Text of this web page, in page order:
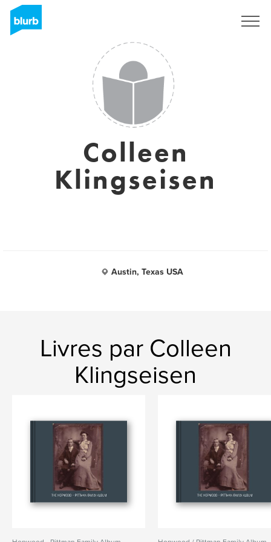
Colleen
Klingseisen
Austin, Texas USA
Livres par Colleen
Klingseisen